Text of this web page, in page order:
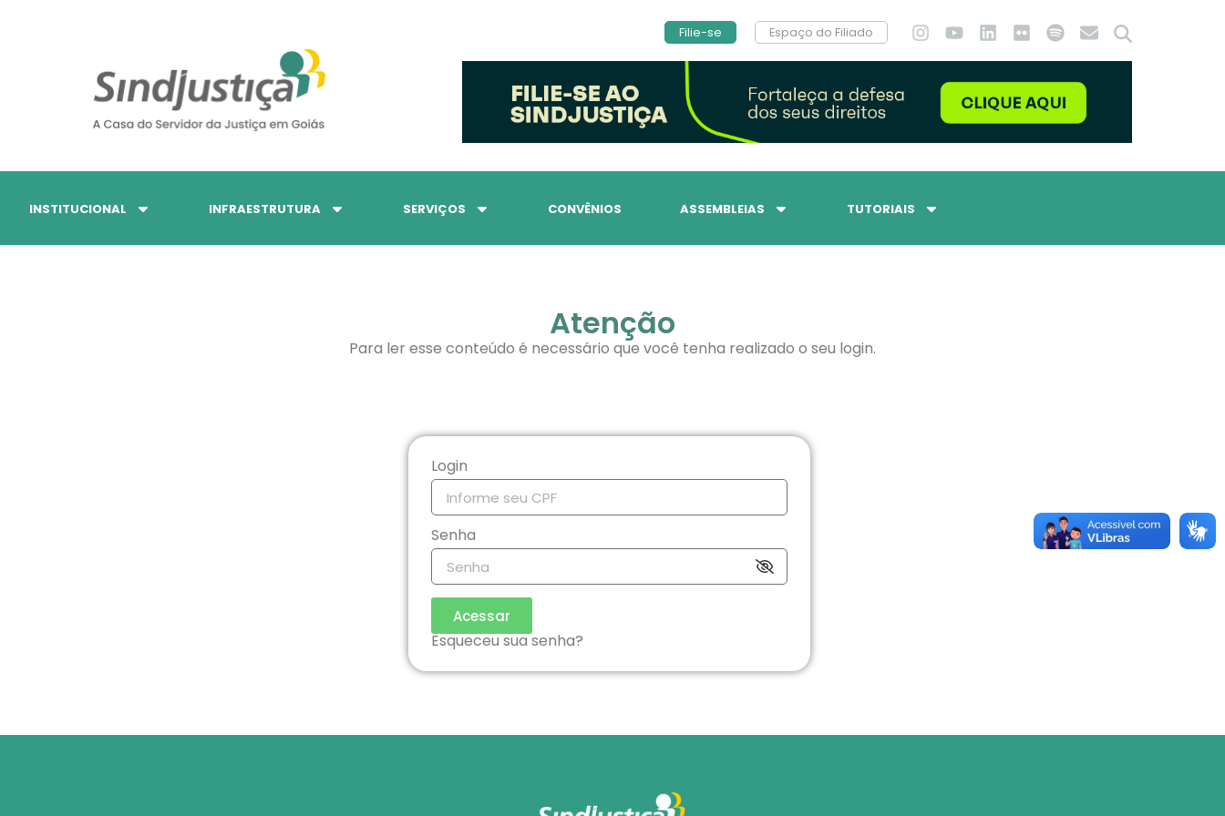
Filie-se Espaço do Filiado
INSTITUCIONAL INFRAESTRUTURA SERVIÇOS CONVÊNIOS ASSEMBLEIAS TUTORIAIS
Atenção
Para ler esse conteúdo é necessário que você tenha realizado o seu login.
Login
Senha
Acessar
Esqueceu sua senha?